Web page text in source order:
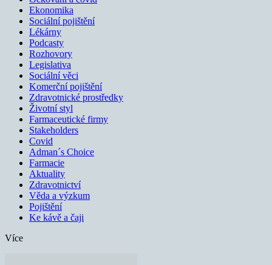
Ekonomika
Sociální pojištění
Lékárny
Podcasty
Rozhovory
Legislativa
Sociální věci
Komerční pojištění
Zdravotnické prostředky
Životní styl
Farmaceutické firmy
Stakeholders
Covid
Adman´s Choice
Farmacie
Aktuality
Zdravotnictví
Věda a výzkum
Pojištění
Ke kávě a čaji
Více